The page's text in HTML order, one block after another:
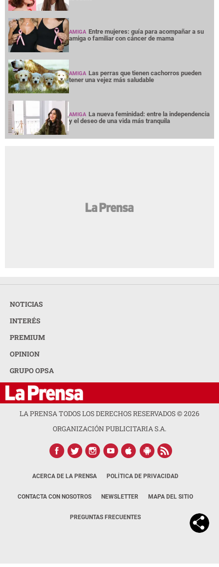
AMIGA Entre mujeres: guía para acompañar a su
amiga o familiar con cáncer de mama
AMIGA Las perras que tienen cachorros pueden
tener una vejez más saludable
AMIGA La nueva feminidad: entre la independencia
y el deseo de una vida más tranquila
NOTICIAS
INTERÉS
PREMIUM
OPINION
GRUPO OPSA
LA PRENSA TODOS LOS DERECHOS RESERVADOS ©2026
ORGANIZACIÓN PUBLICITARIA S.A.
ACERCA DE LA PRENSA POLÍTICA DE PRIVACIDAD
CONTACTA CON NOSOTROS NEWSLETTER MAPA DEL SITIO
PREGUNTAS FRECUENTES